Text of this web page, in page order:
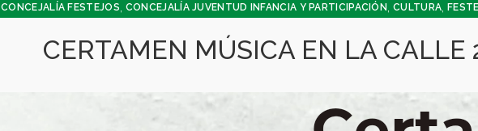
,CONCEJALÍA FESTEJOS CONCEJALÍA JUVENTUD INFANCIA Y PARTICIPACIÓN ,CULTURA ,
CERTAMEN MÚSICA EN LA CALLE